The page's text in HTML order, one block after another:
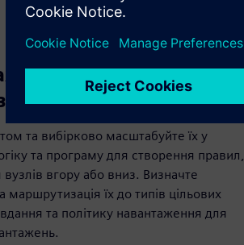
за допомогою
та вибірково масштабуйте їх у
та програму для створення правил,
вгору або вниз. Визначте
маршрутизація їх до типів цільових
та політику навантаження для